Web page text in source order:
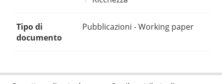
Tipo di
documento
Pubblicazioni - Working paper